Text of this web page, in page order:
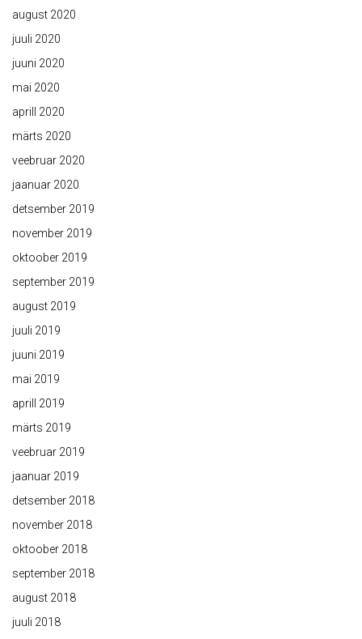
august 2020
juuli 2020
juuni 2020
mai 2020
aprill 2020
märts 2020
veebruar 2020
jaanuar 2020
detsember 2019
november 2019
oktoober 2019
september 2019
august 2019
juuli 2019
juuni 2019
mai 2019
aprill 2019
märts 2019
veebruar 2019
jaanuar 2019
detsember 2018
november 2018
oktoober 2018
september 2018
august 2018
juuli 2018